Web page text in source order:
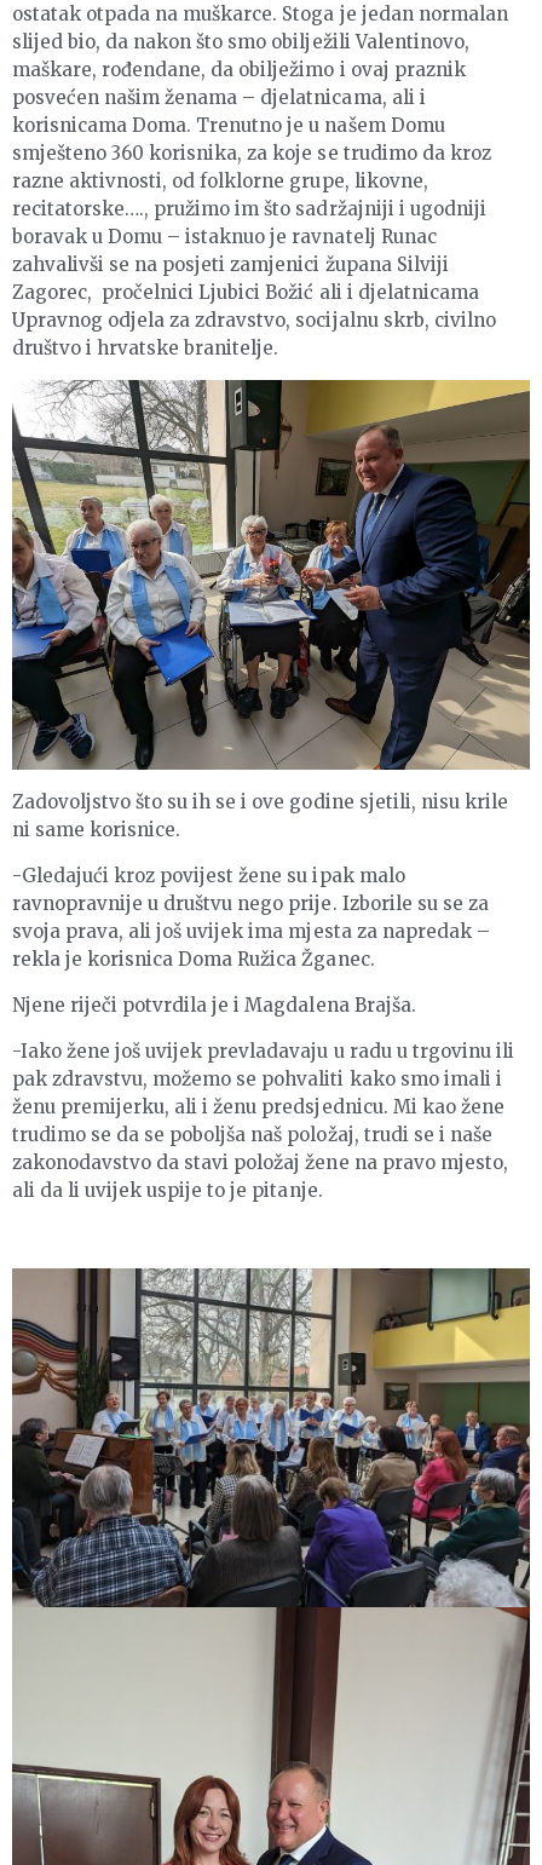
ostatak otpada na muškarce. Stoga je jedan normalan
slijed bio, da nakon što smo obilježili Valentinovo,
maškare, rođendane, da obilježimo i ovaj praznik
posvećen našim ženama – djelatnicama, ali i
korisnicama Doma. Trenutno je u našem Domu
smješteno 360 korisnika, za koje se trudimo da kroz
razne aktivnosti, od folklorne grupe, likovne,
recitatorske…., pružimo im što sadržajniji i ugodniji
boravak u Domu – istaknuo je ravnatelj Runac
zahvalivši se na posjeti zamjenici župana Silviji
Zagorec, pročelnici Ljubici Božić ali i djelatnicama
Upravnog odjela za zdravstvo, socijalnu skrb, civilno
društvo i hrvatske branitelje.
Zadovoljstvo što su ih se i ove godine sjetili, nisu krile
ni same korisnice.
-Gledajući kroz povijest žene su ipak malo
ravnopravnije u društvu nego prije. Izborile su se za
svoja prava, ali još uvijek ima mjesta za napredak –
rekla je korisnica Doma Ružica Žganec.
Njene riječi potvrdila je i Magdalena Brajša.
-Iako žene još uvijek prevladavaju u radu u trgovinu ili
pak zdravstvu, možemo se pohvaliti kako smo imali i
ženu premijerku, ali i ženu predsjednicu. Mi kao žene
trudimo se da se poboljša naš položaj, trudi se i naše
zakonodavstvo da stavi položaj žene na pravo mjesto,
ali da li uvijek uspije to je pitanje.